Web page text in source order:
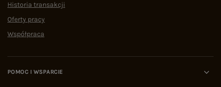
Historia transakcji
Oferty pracy
Współpraca
POMOC I WSPARCIE